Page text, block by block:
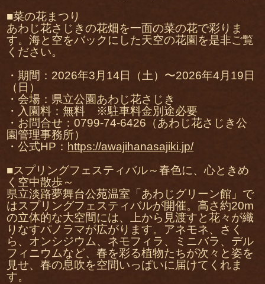
■菜の花まつり
あわじ花さじきの花畑を一面の菜の花で彩りま
す。海と空をバックにした天空の花園を是非ご覧
ください。
・期間：2026年3月14日（土）〜2026年4月19日
（日）
・会場：県立公園あわじ花さじき
・入園料：無料 ※駐車料金別途必要
・お問合せ：0799-74-6426（あわじ花さじき公
園管理事務所）
・公式HP： https://awajihanasajiki.jp/
■スプリングフェスティバル～春色に、心ときめ
く空中散歩～
県立淡路夢舞台公苑温室「あわじグリーン館」で
はスプリングフェスティバルが開催。高さ約20m
の立体的な大空間には、上から見渡すと花々が織
りなすパノラマが広がります。アネモネ、さく
ら、オンシジウム、ネモフィラ、ミニバラ、デル
フィニウムなど、春を彩る植物たちが次々と姿を
見せ、春の息吹を空間いっぱいに届けてくれま
す。